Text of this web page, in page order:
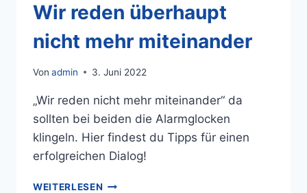
Wir reden überhaupt
nicht mehr miteinander
Von admin 3. Juni 2022
„Wir reden nicht mehr miteinander“ da
sollten bei beiden die Alarmglocken
klingeln. Hier findest du Tipps für einen
erfolgreichen Dialog!
WEITERLESEN